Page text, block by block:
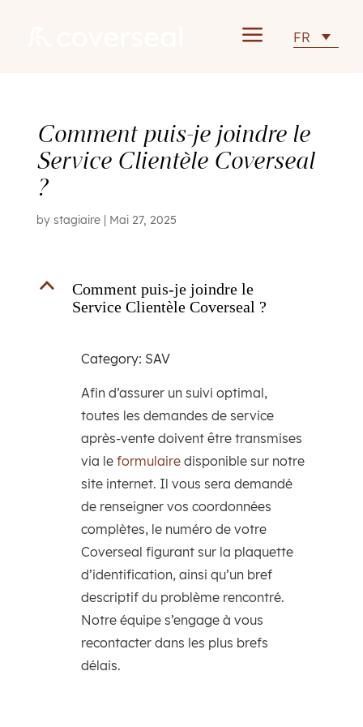
a FR
Comment puis-je joindre le
Service Clientèle Coverseal
?
by stagiaire| Mai 27, 2025
B
Comment puis-je joindre le
Service Clientèle Coverseal ?
Category: SAV
Afin d’assurer un suivi optimal,
toutes les demandes de service
après-vente doivent être transmises
via le formulairedisponible sur notre
site internet. Il vous sera demandé
de renseigner vos coordonnées
complètes, le numéro de votre
Coverseal figurant sur la plaquette
d’identification, ainsi qu’un bref
descriptif du problème rencontré.
Notre équipe s’engage à vous
recontacter dans les plus brefs
délais.